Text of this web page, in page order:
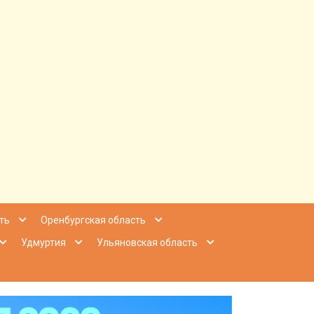
Приволжье
Оренбургская область
Удмуртия
Ульяновская область